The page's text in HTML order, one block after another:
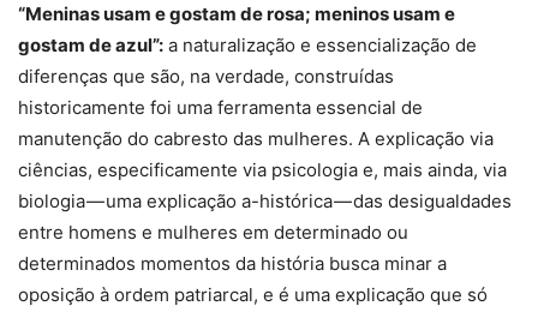
“Meninas usam e gostam de rosa; meninos usam e
gostam de azul”: a naturalização e essencialização de
diferenças que são, na verdade, construídas
historicamente foi uma ferramenta essencial de
manutenção do cabresto das mulheres. A explicação via
ciências, especificamente via psicologia e, mais ainda, via
biologia — uma explicação a-histórica — das desigualdades
entre homens e mulheres em determinado ou
determinados momentos da história busca minar a
oposição à ordem patriarcal, e é uma explicação que só